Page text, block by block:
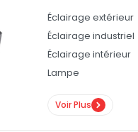
Éclairage extérieur
Éclairage industriel
Éclairage intérieur
Lampe
Voir Plus